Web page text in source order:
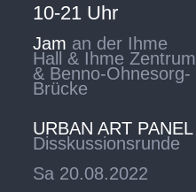
10-21 Uhr
Jam an der Ihme
Hall & Ihme Zentrum
& Benno-Ohnesorg-
Brücke
URBAN ART PANEL
Disskussionsrunde
Sa 20.08.2022